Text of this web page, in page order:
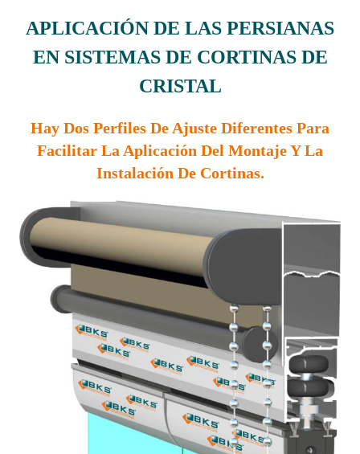
APLICACIÓN DE LAS PERSIANAS
EN SISTEMAS DE CORTINAS DE
CRISTAL
Hay Dos Perfiles De Ajuste Diferentes Para
Facilitar La Aplicación Del Montaje Y La
Instalación De Cortinas.